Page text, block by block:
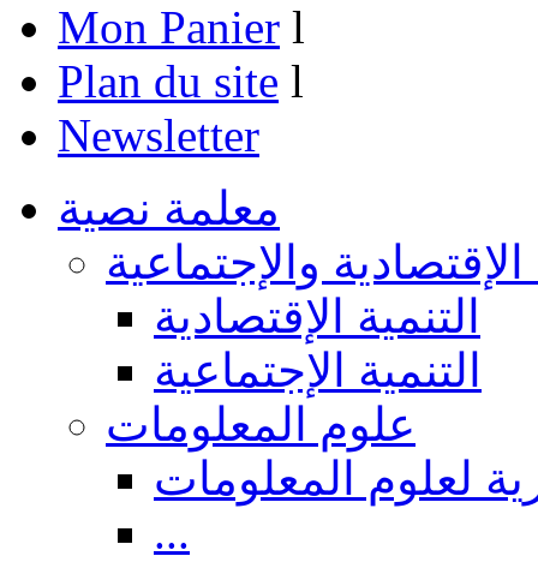
Mon Panier l
Plan du site l
Newsletter
معلمة نصية
الإقتصادية والإجتماعية
التنمية الإقتصادية
التنمية الإجتماعية
علوم المعلومات
لعلوم المعلومات
...